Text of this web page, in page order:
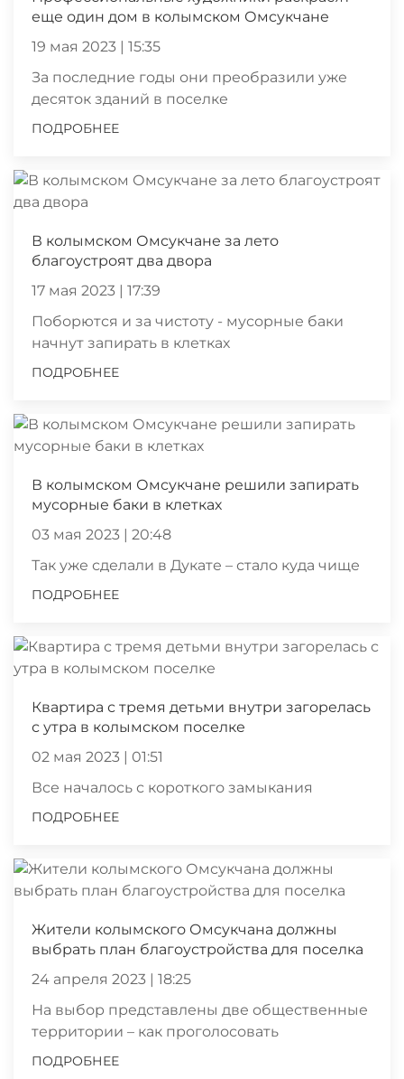
еще один дом в колымском Омсукчане
19 мая 2023 | 15:35
За последние годы они преобразили уже
десяток зданий в поселке
ПОДРОБНЕЕ
В колымском Омсукчане за лето
благоустроят два двора
17 мая 2023 | 17:39
Поборются и за чистоту - мусорные баки
начнут запирать в клетках
ПОДРОБНЕЕ
В колымском Омсукчане решили запирать
мусорные баки в клетках
03 мая 2023 | 20:48
Так уже сделали в Дукате – стало куда чище
ПОДРОБНЕЕ
Квартира с тремя детьми внутри загорелась
с утра в колымском поселке
02 мая 2023 | 01:51
Все началось с короткого замыкания
ПОДРОБНЕЕ
Жители колымского Омсукчана должны
выбрать план благоустройства для поселка
24 апреля 2023 | 18:25
На выбор представлены две общественные
территории – как проголосовать
ПОДРОБНЕЕ